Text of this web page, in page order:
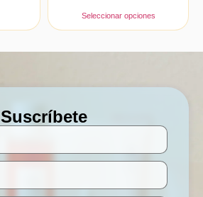
Seleccionar opciones
Suscríbete